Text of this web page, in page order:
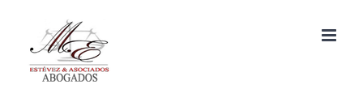
contenido